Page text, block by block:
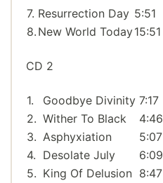
7. Resurrection Day 5:51
8. New World Today15:51
CD 2
1. Goodbye Divinity 7:17
2. Wither To Black
4:46
3. Asphyxiation
5:07
4. Desolate July
6:09
5. King Of Delusion 8:47